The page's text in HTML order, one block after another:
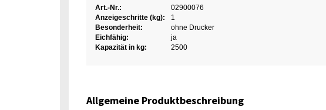
Art.-Nr.:
02900076
Anzeigeschritte (kg):
1
Besonderheit:
ohne Drucker
Eichfähig:
ja
Kapazität in kg:
2500
Allgemeine Produktbeschreibung